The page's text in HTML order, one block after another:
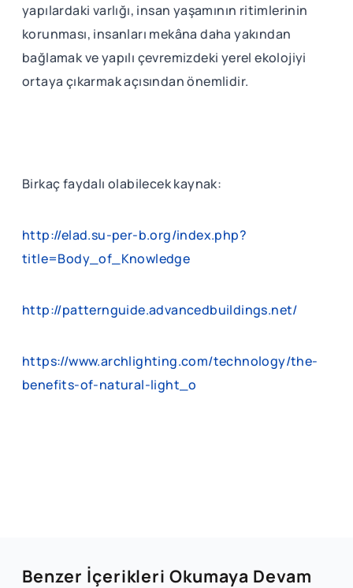
yapılardaki varlığı, insan yaşamının ritimlerinin
korunması, insanları mekâna daha yakından
bağlamak ve yapılı çevremizdeki yerel ekolojiyi
ortaya çıkarmak açısından önemlidir.
Birkaç faydalı olabilecek kaynak:
http://elad.su-per-b.org/index.php?
title=Body_of_Knowledge
http://patternguide.advancedbuildings.net/
https://www.archlighting.com/technology/the-
benefits-of-natural-light_o
Benzer İçerikleri Okumaya Devam